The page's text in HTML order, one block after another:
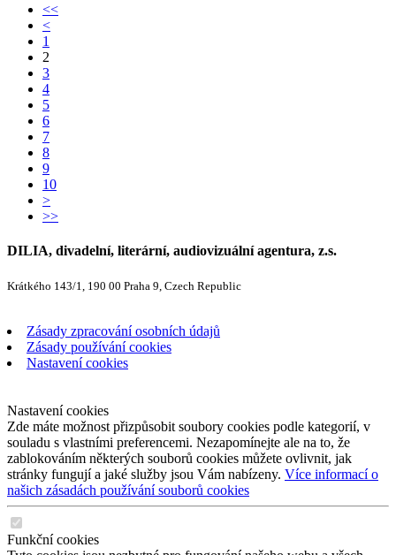
<<
<
1
2
3
4
5
6
7
8
9
10
>
>>
DILIA, divadelní, literární, audiovizuální agentura, z.s.
Krátkého 143/1, 190 00 Praha 9, Czech Republic
Zásady zpracování osobních údajů
Zásady používání cookies
Nastavení cookies
Nastavení cookies
Zde máte možnost přizpůsobit soubory cookies podle kategorií, v
souladu s vlastními preferencemi. Nezapomínejte ale na to, že
zablokováním některých souborů cookies můžete ovlivnit, jak
stránky fungují a jaké služby jsou Vám nabízeny. Více informací o
našich zásadách používání souborů cookies
Funkční cookies